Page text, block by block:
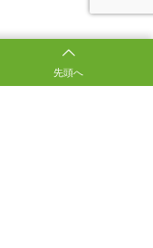
先頭へ